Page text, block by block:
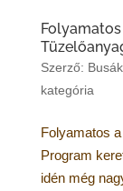
Szerző:
kategória
Folyamatos
Program
idén még